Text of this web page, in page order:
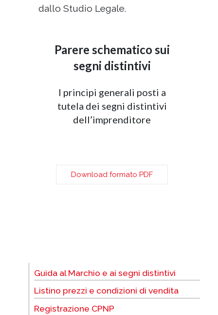
dallo Studio Legale.
Parere schematico sui
segni distintivi
I principi generali posti a
tutela dei segni distintivi
dell’imprenditore
Download formato PDF
Guida al Marchio e ai segni distintivi
Listino prezzi e condizioni di vendita
Registrazione CPNP